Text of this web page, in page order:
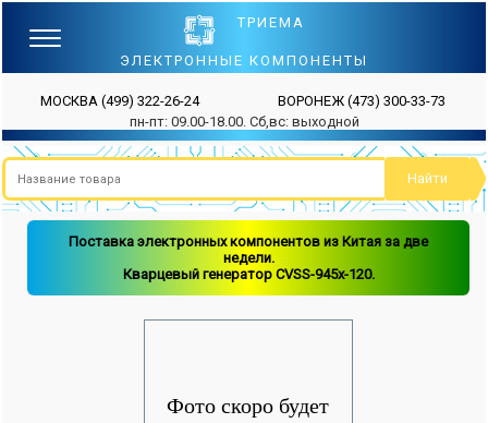
ТРИЕМА
ЭЛЕКТРОННЫЕ КОМПОНЕНТЫ
МОСКВА (499) 322-26-24 ВОРОНЕЖ (473) 300-33-73
пн-пт: 09.00-18.00. Сб,вс: выходной
Поставка электронных компонентов из Китая за две
недели.
Кварцевый генератор CVSS-945x-120.